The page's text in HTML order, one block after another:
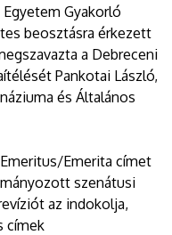
Gyakorló
beosztásra érkezett
a Debreceni
Pankotai László,
és Általános
Emerita címet
szenátusi
az indokolja,
címek